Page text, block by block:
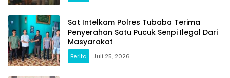
Sat Intelkam Polres Tubaba Terima
Penyerahan Satu Pucuk Senpi Ilegal Dari
Masyarakat
Berita Juli 25, 2026